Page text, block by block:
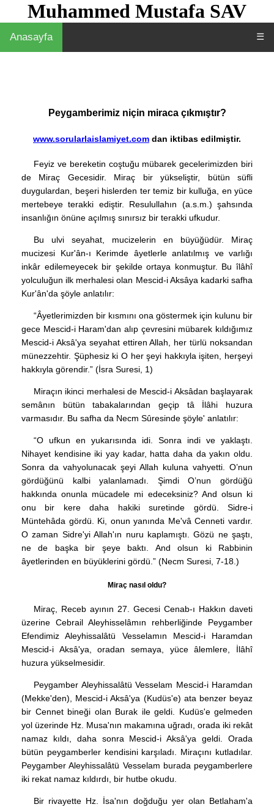
Muhammed Mustafa SAV
Anasayfa ☰
Peygamberimiz niçin miraca çıkmıştır?
www.sorularlaislamiyet.com dan iktibas edilmiştir.
Feyiz ve bereketin coştuğu mübarek gecelerimizden biri
de Miraç Gecesidir. Miraç bir yükseliştir, bütün süfli
duygulardan, beşeri hislerden ter temiz bir kulluğa, en yüce
mertebeye terakki ediştir. Resulullahın (a.s.m.) şahsında
insanlığın önüne açılmış sınırsız bir terakki ufkudur.
Bu ulvi seyahat, mucizelerin en büyüğüdür. Miraç
mucizesi Kur'ân-ı Kerimde âyetlerle anlatılmış ve varlığı
inkâr edilemeyecek bir şekilde ortaya konmuştur. Bu îlâhî
yolculuğun ilk merhalesi olan Mescid-i Aksâya kadarki safha
Kur'ân'da şöyle anlatılır:
“Âyetlerimizden bir kısmını ona göstermek için kulunu bir
gece Mescid-i Haram'dan alıp çevresini mübarek kıldığımız
Mescid-i Aksâ'ya seyahat ettiren Allah, her türlü noksandan
münezzehtir. Şüphesiz ki O her şeyi hakkıyla işiten, herşeyi
hakkıyla görendir.” (İsra Suresi, 1)
Miraçın ikinci merhalesi de Mescid-i Aksâdan başlayarak
semânın bütün tabakalarından geçip tâ İlâhi huzura
varmasıdır. Bu safha da Necm Sûresinde şöyle' anlatılır:
“O ufkun en yukarısında idi. Sonra indi ve yaklaştı.
Nihayet kendisine iki yay kadar, hatta daha da yakın oldu.
Sonra da vahyolunacak şeyi Allah kuluna vahyetti. O’nun
gördüğünü kalbi yalanlamadı. Şimdi O’nun gördüğü
hakkında onunla mücadele mi edeceksiniz? And olsun ki
onu bir kere daha hakiki suretinde gördü. Sidre-i
Müntehâda gördü. Ki, onun yanında Me'vâ Cenneti vardır.
O zaman Sidre'yi Allah'ın nuru kaplamıştı. Gözü ne şaştı,
ne de başka bir şeye baktı. And olsun ki Rabbinin
âyetlerinden en büyüklerini gördü.” (Necm Suresi, 7-18.)
Miraç nasıl oldu?
Miraç, Receb ayının 27. Gecesi Cenab-ı Hakkın daveti
üzerine Cebrail Aleyhisselâmın rehberliğinde Peygamber
Efendimiz Aleyhissalâtü Vesselamın Mescid-i Haramdan
Mescid-i Aksâ'ya, oradan semaya, yüce âlemlere, İlâhî
huzura yükselmesidir.
Peygamber Aleyhissalâtü Vesselam Mescid-i Haramdan
(Mekke'den), Mescid-i Aksâ'ya (Kudüs'e) ata benzer beyaz
bir Cennet bineği olan Burak ile geldi. Kudüs'e gelmeden
yol üzerinde Hz. Musa'nın makamına uğradı, orada iki rekât
namaz kıldı, daha sonra Mescid-i Aksâ'ya geldi. Orada
bütün peygamberler kendisini karşıladı. Miraçını kutladılar.
Peygamber Aleyhissalâtü Vesselam burada peygamberlere
iki rekat namaz kıldırdı, bir hutbe okudu.
Bir rivayette Hz. İsa'nın doğduğu yer olan Betlaham'a